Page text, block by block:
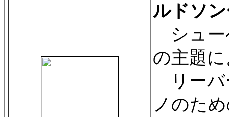
ルドソ
シュー
の主題
リーバ
ノのた